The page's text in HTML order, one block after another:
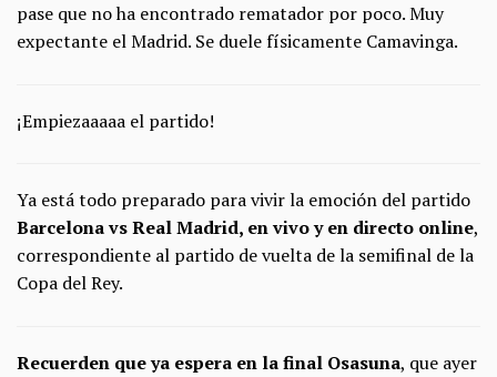
pase que no ha encontrado rematador por poco. Muy
expectante el Madrid. Se duele físicamente Camavinga.
¡Empiezaaaaa el partido!
Ya está todo preparado para vivir la emoción del partido
Barcelona vs Real Madrid, en vivo y en directo online,
correspondiente al partido de vuelta de la semifinal de la
Copa del Rey.
Recuerden que ya espera en la final Osasuna, que ayer